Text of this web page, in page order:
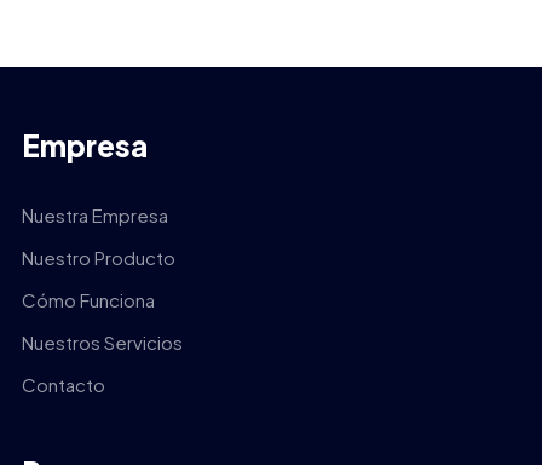
Empresa
Nuestra Empresa
Nuestro Producto
Cómo Funciona
Nuestros Servicios
Contacto